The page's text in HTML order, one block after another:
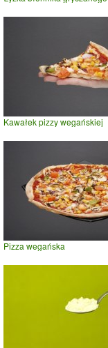
Kawałek pizzy wegańskiej
Pizza wegańska